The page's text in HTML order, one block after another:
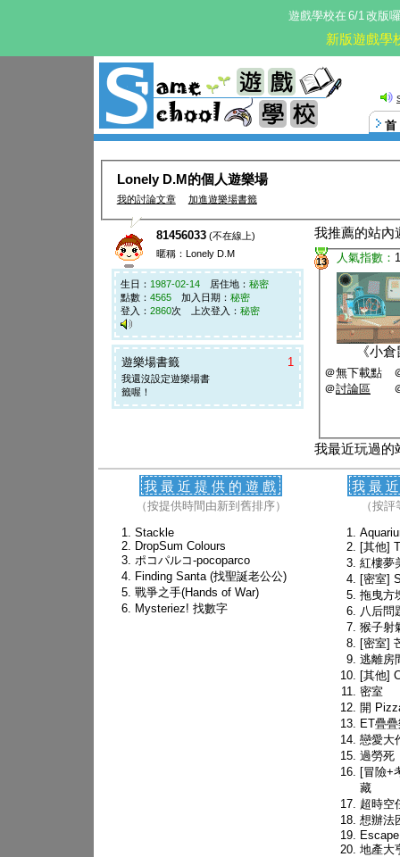
遊戲學校在 6/1改版
新版遊戲學
Lonely D.M的個人遊樂場
我的討論文章 加進遊樂場書籤
81456033 (不在線上)
暱稱：Lonely D.M
生日： 1987-02-14 居住地： 秘密
點數： 4565 加入日期： 秘密
登入： 2860次 上次登入： 秘密
遊樂場書籤 1
我還沒設定遊樂場書
籤喔！
我推薦的站內
13 人氣指數：
《小倉
＠無下載點
＠討論區
我最近玩過的
我最近提供的遊戲
（按提供時間由新到舊排序）
Stackle
DropSum Colours
ポコパルコ-pocoparco
Finding Santa (找聖誕老公公)
戰爭之手(Hands of War)
Mysteriez! 找數字
我最
（按
[其他]
紅樓夢
[密室]
拖曳方
八后問
猴子射
[密室]
逃離房
[其他]
密室
開
ET疊
戀愛大
過勞死
[冒險+
藏
超時空
想辦法
地產大